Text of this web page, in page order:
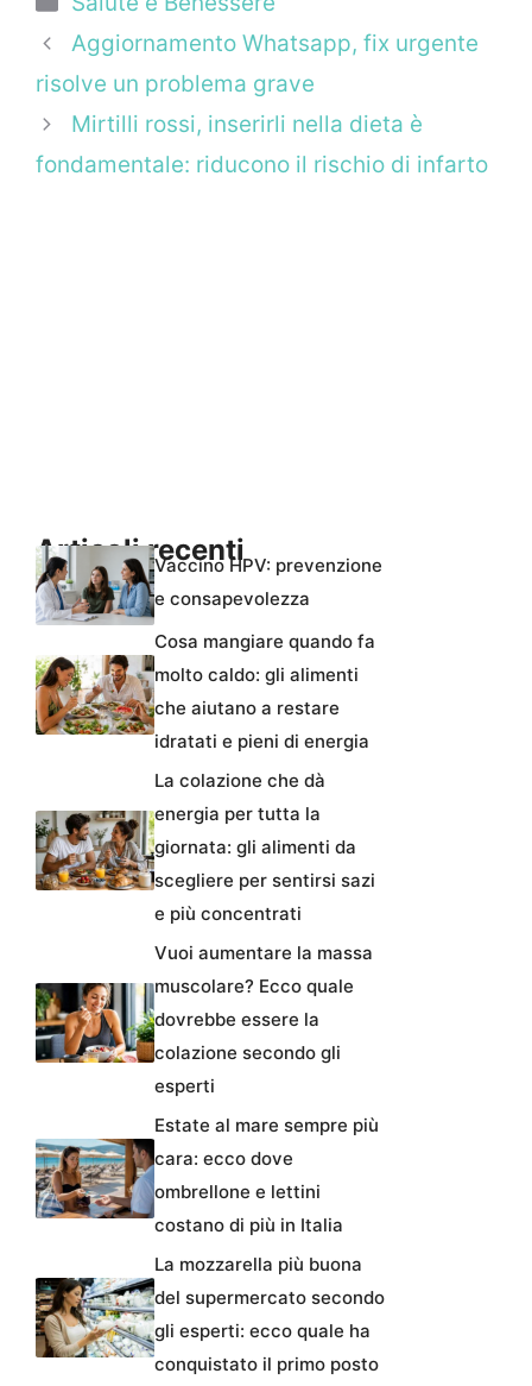
Aggiornamento Whatsapp, fix urgente
risolve un problema grave
Mirtilli rossi, inserirli nella dieta è
fondamentale: riducono il rischio di infarto
Articoli recentiVaccino HPV: prevenzione
e consapevolezza
Cosa mangiare quando fa
molto caldo: gli alimenti
che aiutano a restare
idratati e pieni di energia
La colazione che dà
energia per tutta la
giornata: gli alimenti da
scegliere per sentirsi sazi
e più concentrati
Vuoi aumentare la massa
muscolare? Ecco quale
dovrebbe essere la
colazione secondo gli
esperti
Estate al mare sempre più
cara: ecco dove
ombrellone e lettini
costano di più in Italia
La mozzarella più buona
del supermercato secondo
gli esperti: ecco quale ha
conquistato il primo posto